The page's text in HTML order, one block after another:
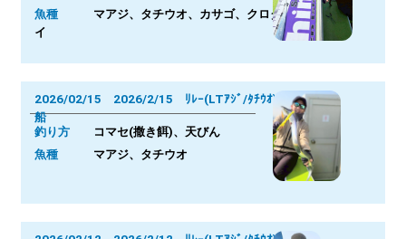
魚種 マアジ、タチウオ、カサゴ、クロダ
イ
2026/02/15 2026/2/15 ﾘﾚｰ(LTｱｼﾞ/ﾀﾁｳｵ)
船
釣り方
コマセ(撒き餌)、天びん
魚種 マアジ、タチウオ